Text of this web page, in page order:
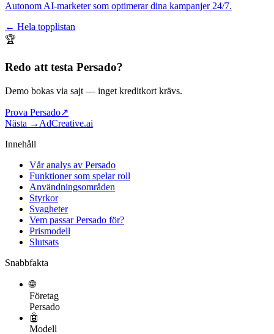
Autonom AI-marketer som optimerar dina kampanjer 24/7.
← Hela topplistan
🏆
Redo att testa Persado?
Demo bokas via sajt — inget kreditkort krävs.
Prova Persado↗
Nästa → AdCreative.ai
Innehåll
Vår analys av Persado
Funktioner som spelar roll
Användningsområden
Styrkor
Svagheter
Vem passar Persado för?
Prismodell
Slutsats
Snabbfakta
🌐
Företag
Persado
🤖
Modell